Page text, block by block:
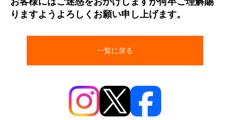
りますようよろしくお願い申し上げます。
一覧に戻る